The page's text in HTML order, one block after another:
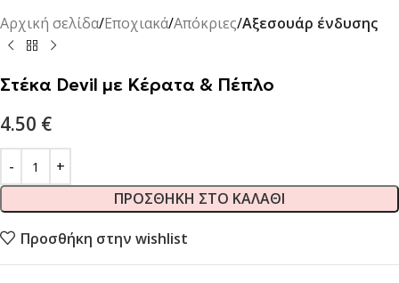
Αρχική σελίδα Εποχιακά Απόκριες Αξεσουάρ ένδυσης
Στέκα Devil με Κέρατα & Πέπλο
4.50 €
ΠΡΟΣΘΉΚΗ ΣΤΟ ΚΑΛΆΘΙ
Προσθήκη στην wishlist